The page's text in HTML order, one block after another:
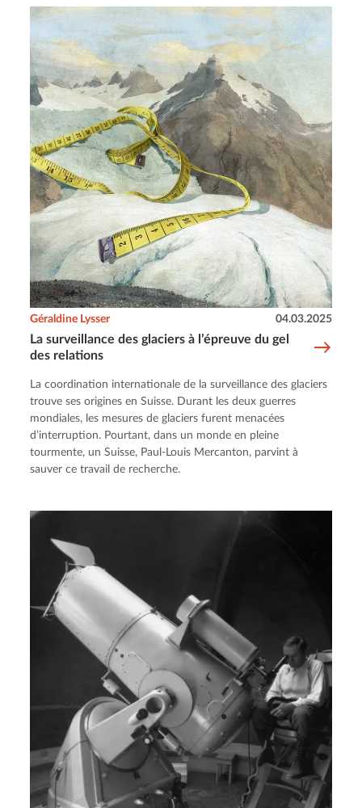
La surveillance des glaciers à l’épreuve du gel
des relations
Géraldine Lysser 04.03.2025
La coordination internationale de la surveillance des glaciers
trouve ses origines en Suisse. Durant les deux guerres
mondiales, les mesures de glaciers furent menacées
d’interruption. Pourtant, dans un monde en pleine
tourmente, un Suisse, Paul-Louis Mercanton, parvint à
sauver ce travail de recherche.